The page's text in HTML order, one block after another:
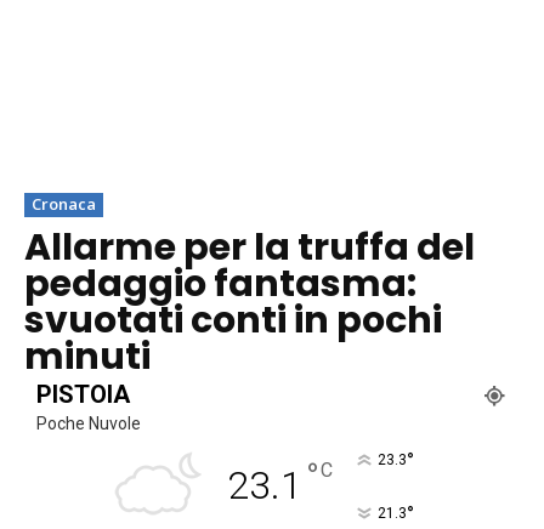
Cronaca
Allarme per la truffa del
pedaggio fantasma:
svuotati conti in pochi
minuti
PISTOIA
Poche Nuvole
23.1 °C 23.3°
21.3°